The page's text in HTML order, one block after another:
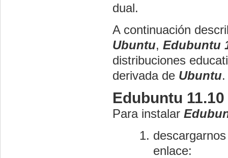
dual.
A continuación
Ubuntu, Edubuntu
distribuciones
derivada de Ubuntu.
Edubuntu 11.10
Para instalar
enlace: